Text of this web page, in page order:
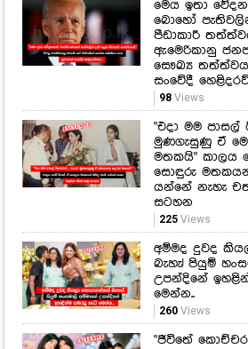
මෙය ඉතා
බොහෝ
පීඩාකාරී
ඇමෙරිකානු
සෞඛ්‍ය තත්ත්වය
සංවේදී
98Views
"එදා මම පාසල්
මුණගැසුණු ඒ
මතකයි" කාලය
සොඳුරු මතකයන්
යන්නේ නැහැ
සටහන
225Views
අම්මද දුවද
බැහැ! පියුමි
උපන්දිනේ
මෙන්න..
260Views
"ජීවිතේ